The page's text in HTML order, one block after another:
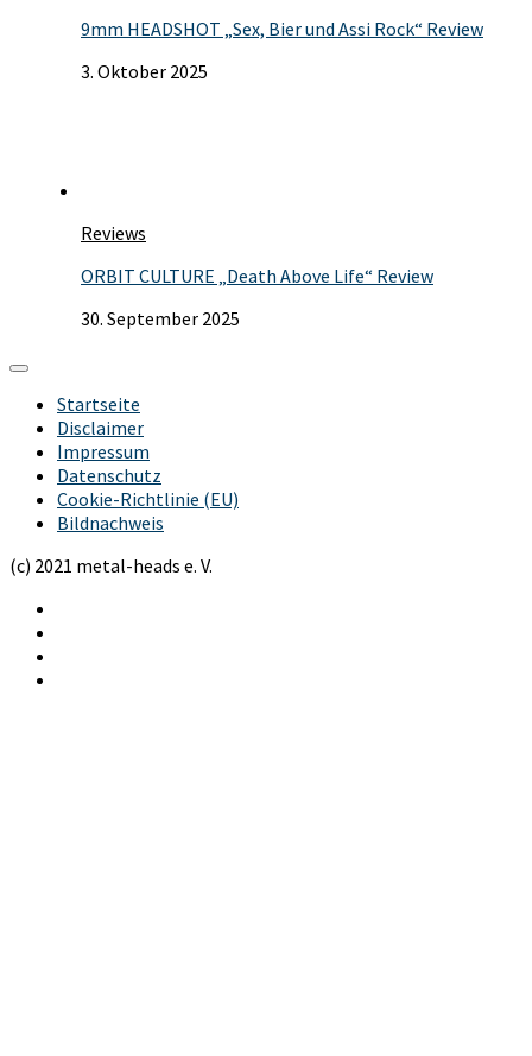
9mm HEADSHOT „Sex, Bier und Assi Rock“ Review
3. Oktober 2025
Reviews
ORBIT CULTURE „Death Above Life“ Review
30. September 2025
Startseite
Disclaimer
Impressum
Datenschutz
Cookie-Richtlinie (EU)
Bildnachweis
(c) 2021 metal-heads e. V.